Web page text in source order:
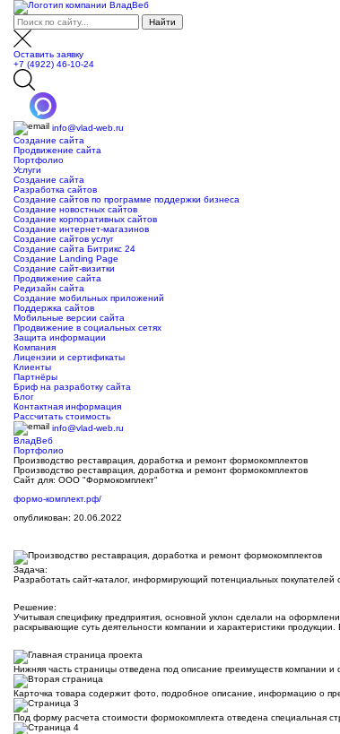
Оставить заявку
+7 (4922) 46-10-24
info@vlad-web.ru
Создание сайта
Продвижение сайта
Портфолио
Услуги
Создание сайта
Разработка сайтов
Создание сайтов по программе поддержки бизнеса
Создание новостных сайтов
Создание корпоративных сайтов
Создание интернет-магазинов
Создание сайтов услуг
Создание сайта Битрикс 24
Создание Landing Page
Создание сайт-визитки
Продвижение сайта
Редизайн сайта
Создание мобильных приложений
Поддержка сайтов
Мобильные версии сайта
Продвижение в социальных сетях
Защита информации
Компания
Лицензии и сертификаты
Клиенты
Партнёры
Бриф на разработку сайта
Блог
Контактная информация
Рассчитать стоимость
info@vlad-web.ru
ВладВеб
Портфолио
Производство реставрация, доработка и ремонт формокомплектов
Производство реставрация, доработка и ремонт формокомплектов
Сайт для: ООО "Формокомплект"
формо-комплект.рф/
опубликован: 20.06.2022
Задача:
Разработать сайт-каталог, информирующий потенциальных
Решение:
Учитывая специфику предприятия, основной уклон сделали на
раскрывающие суть деятельности компании и характеристики
Нижняя часть страницы отведена под описание преимуществ компании и
Карточка товара содержит фото, подробное описание, информацию о
Под форму расчета стоимости формокомплекта отведена специальная